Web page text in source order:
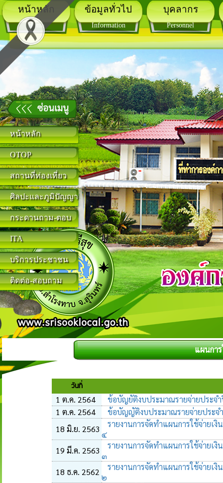
หน้าหลัก
OTOP
สถานที่ท่องเที่ยว
ศิลปะและภูมิปัญญา
กระดานถาม-ตอบ
ITA
บริการประชาชน
ติดต่อ-สอบถาม
หน้าหลัก
Home
ข้อมูลทั่วไป
Information
บุคลากร
Personnel
แผนกา
วันที่
1 ต.ค. 2564
ข้อบัญยัติงบประมาณรายจ่ายประจ
1 ต.ค. 2564
ข้อบัญญัติงบประมาณรายจ่ายประจ
18 มิ.ย. 2563
รายงานการจัดทำแผนการใช้จ่าย
๔
19 มี.ค. 2563
รายงานการจัดทำแผนการใช้จ่าย
๓
18 ธ.ค. 2562
รายงานการจัดทำแผนการใช้จ่าย
๒